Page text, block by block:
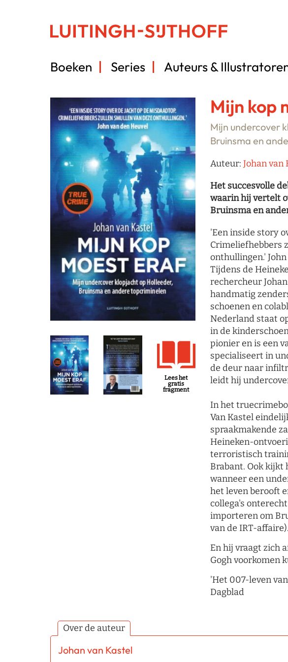
Boeken Series Auteurs &
Lees het
gratis
fragment
Mijn kop
Mijn undercover
Bruinsma en
Auteur: Johan van
Het succesvolle
waarin hij vertelt
Bruinsma en
'Een inside story
Crimeliefhebbers
onthullingen.'
Tijdens de
rechercheur
handmatig
schoenen en
Nederland staat
in de
pionier en is een
specialiseert in
de deur naar
leidt hij
In het
Van Kastel
spraakmakende
Heineken-
terroristisch
Brabant. Ook
wanneer een
het leven berooft
collega's
importeren om
van de IRT-affaire).
En hij vraagt zich
Gogh voorkomen
'Het 007-leven
Dagblad
Over de auteur
Johan van Kastel